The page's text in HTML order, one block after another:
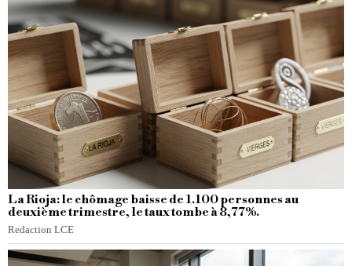
La Rioja: le chômage baisse de 1.100 personnes au
deuxième trimestre, le taux tombe à 8,77%.
Redaction LCE